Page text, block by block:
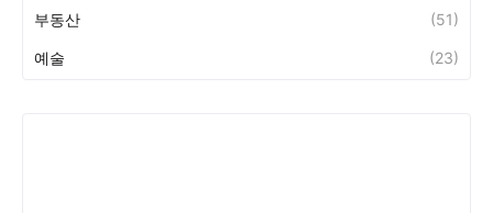
부동산 (51)
예술 (23)